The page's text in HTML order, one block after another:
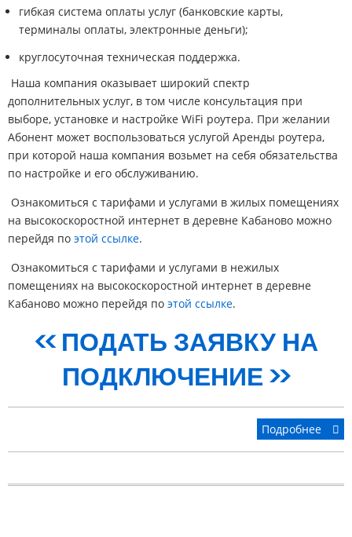
гибкая система оплаты услуг (банковские карты,
терминалы оплаты, электронные деньги);
круглосуточная техническая поддержка.
Наша компания оказывает широкий спектр
дополнительных услуг, в том числе консультация при
выборе, установке и настройке WiFi роутера. При желании
Абонент может воспользоваться услугой Аренды роутера,
при которой наша компания возьмет на себя обязательства
по настройке и его обслуживанию.
Ознакомиться с тарифами и услугами в жилых помещениях
на высокоскоростной интернет в деревне Кабаново можно
перейдя по этой ссылке.
Ознакомиться с тарифами и услугами в нежилых
помещениях на высокоскоростной интернет в деревне
Кабаново можно перейдя по этой ссылке.
<< ПОДАТЬ ЗАЯВКУ НА
ПОДКЛЮЧЕНИЕ >>
Подробнее